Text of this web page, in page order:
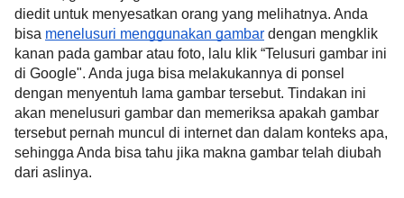
diedit untuk menyesatkan orang yang melihatnya. Anda
bisa menelusuri menggunakan gambar dengan mengklik
kanan pada gambar atau foto, lalu klik “Telusuri gambar ini
di Google". Anda juga bisa melakukannya di ponsel
dengan menyentuh lama gambar tersebut. Tindakan ini
akan menelusuri gambar dan memeriksa apakah gambar
tersebut pernah muncul di internet dan dalam konteks apa,
sehingga Anda bisa tahu jika makna gambar telah diubah
dari aslinya.